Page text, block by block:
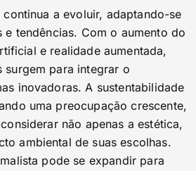
continua a evoluir, adaptando-se
e tendências. Com o aumento do
e realidade aumentada,
surgem para integrar o
inovadoras. A sustentabilidade
uma preocupação crescente,
não apenas a estética,
ambiental de suas escolhas.
pode se expandir para